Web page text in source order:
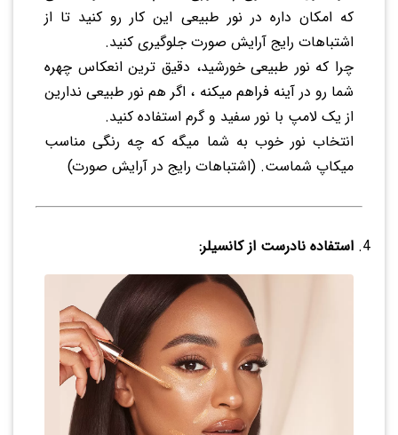
که امکان داره در نور طبیعی این کار رو کنید تا از
اشتباهات رایج آرایش صورت جلوگیری کنید.
چرا که نور طبیعی خورشید، دقیق ترین انعکاس چهره
شما رو در آینه فراهم میکنه ، اگر هم نور طبیعی ندارین
از یک لامپ با نور سفید و گرم استفاده کنید.
انتخاب نور خوب به شما میگه که چه رنگی مناسب
میکاپ شماست. (اشتباهات رایج در آرایش صورت)
استفاده نادرست از کانسیلر: